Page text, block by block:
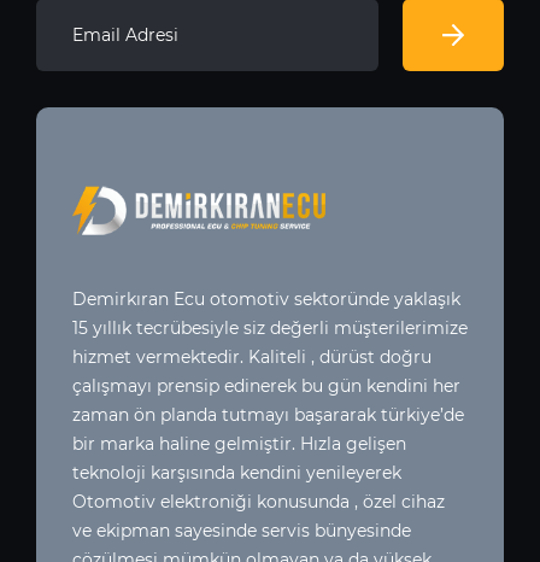
Demirkıran Ecu otomotiv sektoründe yaklaşık
15 yıllık tecrübesiyle siz değerli müşterilerimize
hizmet vermektedir. Kaliteli , dürüst doğru
çalışmayı prensip edinerek bu gün kendini her
zaman ön planda tutmayı başararak türkiye’de
bir marka haline gelmiştir. Hızla gelişen
teknoloji karşısında kendini yenileyerek
Otomotiv elektroniği konusunda , özel cihaz
ve ekipman sayesinde servis bünyesinde